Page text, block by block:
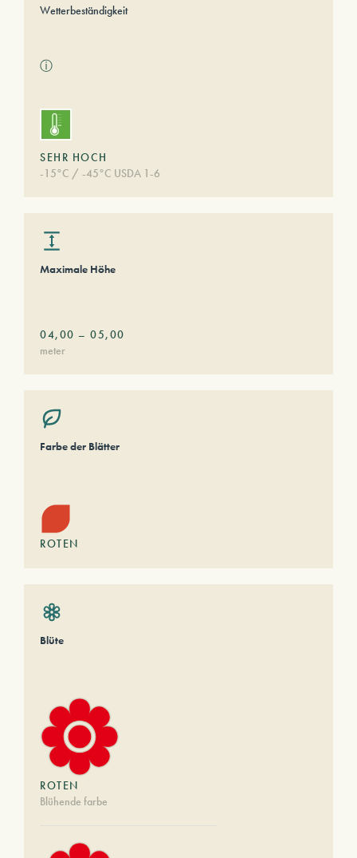
Wetterbeständigkeit
ⓘ
SEHR HOCH
-15°C / -45°C USDA 1-6
Maximale Höhe
04,00 – 05,00
meter
Farbe der Blätter
ROTEN
Blüte
ROTEN
Blühende farbe